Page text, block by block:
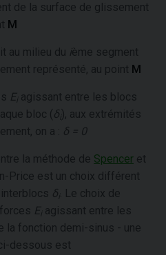
de la surface de glissement
M
au milieu du ième segment
représenté, au point M
Ei agissant entre les blocs
bloc ( δi), aux extrémités
on a :
δ = 0
la méthode de Spencer et
Price est un choix différent
δi
. Le choix de
Ei agissant entre les
la fonction demi-sinus - une
dessous est